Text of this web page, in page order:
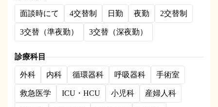
面談時にて 4交替制 日勤 夜勤 2交替制
3交替（準夜勤） 3交替（深夜勤）
診療科目
外科 内科 循環器科 呼吸器科 手術室
救急医学 ICU・HCU 小児科 産婦人科